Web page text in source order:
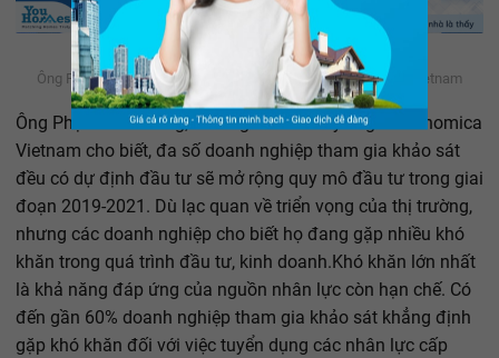
Ông Phạm Tiến Dũng, Trưởng nhóm chuyên gia Economica Vietnam
Ông Phạm Tiến Dũng, Trưởng nhóm chuyên gia Economica
Vietnam cho biết, đa số doanh nghiệp tham gia khảo sát
đều có dự định đầu tư sẽ mở rộng quy mô đầu tư trong giai
đoạn 2019-2021. Dù lạc quan về triển vọng của thị trường,
nhưng các doanh nghiệp cho biết họ đang gặp nhiều khó
khăn trong quá trình đầu tư, kinh doanh.Khó khăn lớn nhất
là khả năng đáp ứng của nguồn nhân lực còn hạn chế. Có
đến gần 60% doanh nghiệp tham gia khảo sát khẳng định
gặp khó khăn đối với việc tuyển dụng các nhân lực cấp